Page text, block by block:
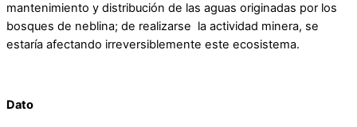
mantenimiento y distribución de las aguas originadas por los
bosques de neblina; de realizarse la actividad minera, se
estaría afectando irreversiblemente este ecosistema.
Dato